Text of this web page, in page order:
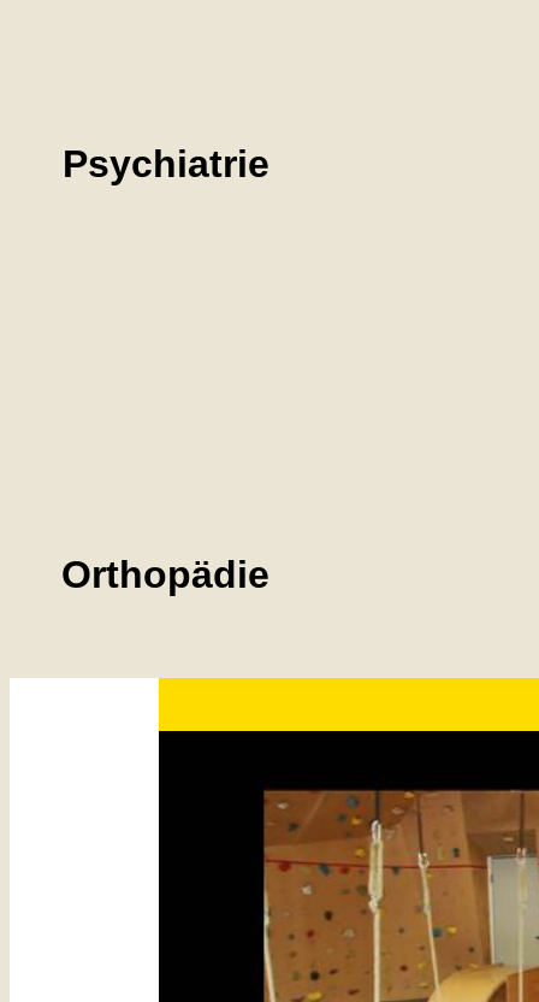
Psychiatrie
Orthopädie